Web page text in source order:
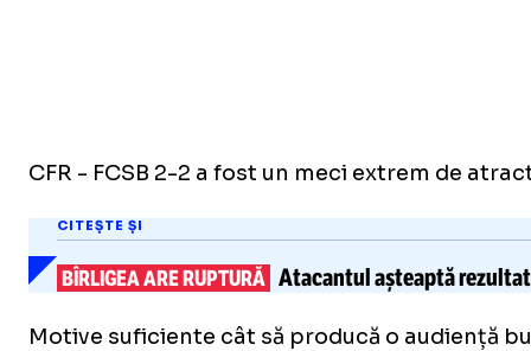
CFR - FCSB 2-2 a fost un meci extrem de
CITEȘTE ȘI
BÎRLIGEA ARE RUPTURĂ Atacantul așteaptă
Motive suficiente cât să producă o audiență